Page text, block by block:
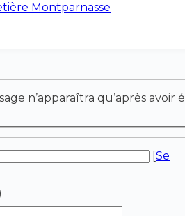
Montparnasse
n’apparaîtra qu’après avoir
[Se